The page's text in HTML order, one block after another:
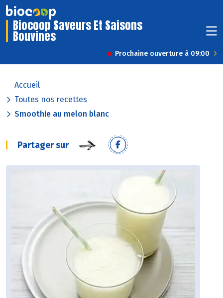
Biocoop Saveurs Et Saisons
Bouvines
Prochaine ouverture à 09:00
Accueil
Toutes nos recettes
Smoothie au melon blanc
Partager sur